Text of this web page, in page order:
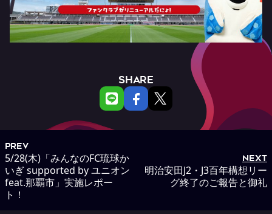
SHARE
PREV
5/28(木)「みんなのFC琉球か
いぎ supported by ユニオン
feat.那覇市」実施レポー
ト！
NEXT
明治安田J2・J3百年構想リー
グ終了のご報告と御礼